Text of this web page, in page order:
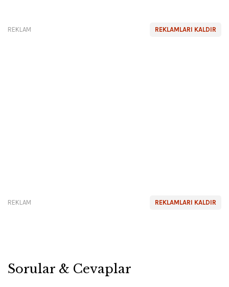
REKLAMLARI KALDIR
REKLAM
REKLAMLARI KALDIR
REKLAM
Sorular & Cevaplar